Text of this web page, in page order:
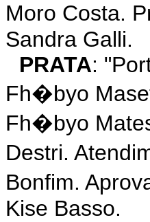
Moro Costa.
Sandra Galli.
PRATA:
Fh�byo
Fh�byo
Destri.
Bonfim.
Kise Basso.